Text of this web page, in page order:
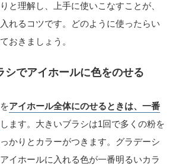
と理解し、上手に使いこなすことが、
れるコツです。どのように使ったらい
おきましょう。
シでアイホールに色をのせる
アイホール全体にのせるときは、一番
します。大きいブラシは1回で多くの粉を
かりとカラーがつきます。グラデーシ
イホールに入れる色が一番明るいカラ